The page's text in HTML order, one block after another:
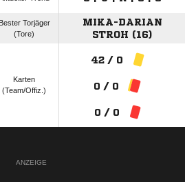
Bester Torjäger
(Tore)
MIKA-DARIAN
STROH (16)
Karten
(Team/Offiz.)
42 / 0
0 / 0
0 / 0
ANZEIGE